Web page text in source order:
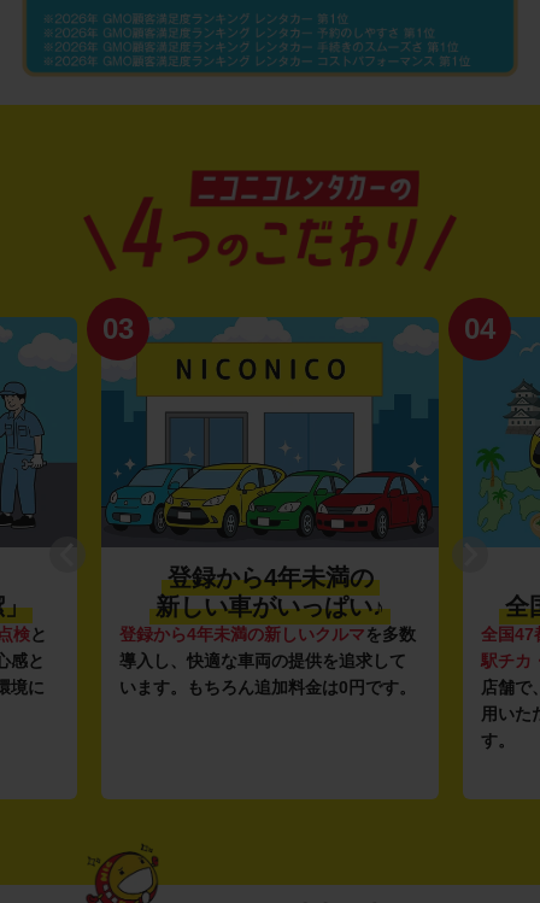
」
検と
感と
境に
03
登録から4年未満の
新しい車がいっぱい♪
登録から4年未満の新しいクルマを多数
導入し、快適な車両の提供を追求して
います。もちろん追加料金は0円です。
04
全
全国47
駅チカ
店舗で
用いた
す。